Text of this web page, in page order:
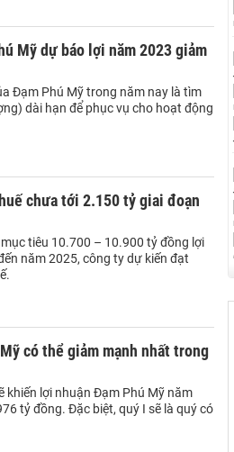
Mỹ dự báo lợi năm 2023 giảm
Đạm Phú Mỹ trong năm nay là tìm
dài hạn để phục vụ cho hoạt động
chưa tới 2.150 tỷ giai đoạn
tiêu 10.700 – 10.900 tỷ đồng lợi
năm 2025, công ty dự kiến đạt
có thể giảm mạnh nhất trong
khiến lợi nhuận Đạm Phú Mỹ năm
tỷ đồng. Đặc biệt, quý I sẽ là quý có